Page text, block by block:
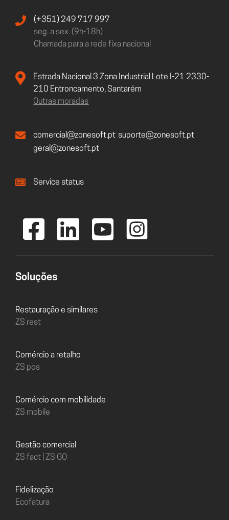
(+351) 249 717 997
seg. a sex. (9h-18h)
Chamada para a rede fixa nacional
Estrada Nacional 3 Zona Industrial Lote I-21 2330-
210 Entroncamento, Santarém
Outras moradas
comercial@zonesoft.pt suporte@zonesoft.pt
geral@zonesoft.pt
Service status
Soluções
Restauração e similares
ZS rest
Comércio a retalho
ZS pos
Comércio com mobilidade
ZS mobile
Gestão comercial
ZS fact | ZS GO
Fidelização
Ecofatura